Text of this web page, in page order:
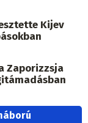
Kijev
Zaporizzsja